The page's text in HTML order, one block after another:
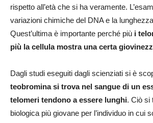
rispetto all’età che si ha veramente.
variazioni chimiche del DNA e la
Quest’ultima è importante perché più i
più la cellula mostra una certa
Dagli studi eseguiti dagli scienziati si è
teobromina si trova nel sangue di un
telomeri tendono a essere lunghi. Ciò si
biologica più giovane per l’individuo in cui